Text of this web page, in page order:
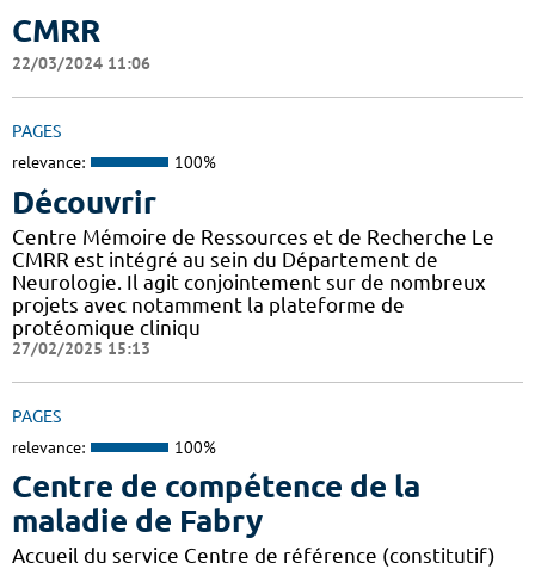
CMRR
22/03/2024 11:06
PAGES
relevance: 100%
Découvrir
Centre Mémoire de Ressources et de Recherche Le
CMRR est intégré au sein du Département de
Neurologie. Il agit conjointement sur de nombreux
projets avec notamment la plateforme de
protéomique cliniqu
27/02/2025 15:13
PAGES
relevance: 100%
Centre de compétence de la
maladie de Fabry
Accueil du service Centre de référence (constitutif)